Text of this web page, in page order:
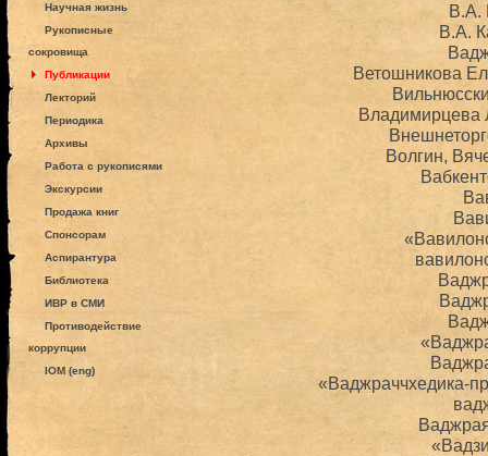
Научная жизнь
Рукописные
сокровища
Публикации
Лекторий
Периодика
Архивы
Работа с рукописями
Экскурсии
Продажа книг
Спонсорам
Аспирантура
Библиотека
ИВР в СМИ
Противодействие
коррупции
IOM (eng)
В.А.
В.А.
Ветошникова
Владимирцева
Волгин,
«Ваджраччхедика-